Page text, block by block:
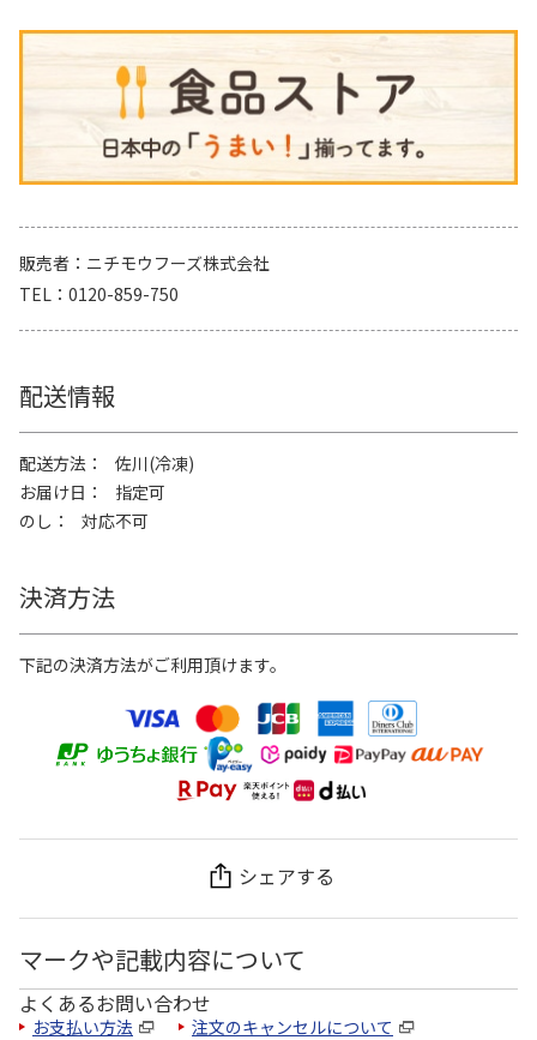
販売者
ニチモウフーズ株式会社
TEL
0120-859-750
配送情報
配送方法
佐川(冷凍)
お届け日
指定可
のし
対応不可
決済方法
下記の決済方法がご利用頂けます。
シェアする
マークや記載内容について
よくあるお問い合わせ
お支払い方法 注文のキャンセルについて